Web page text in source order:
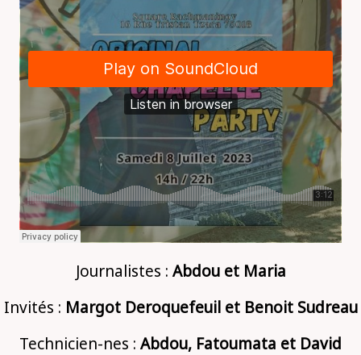
Journalistes : Abdou et Maria
Invités : Margot Deroquefeuil et Benoit Sudreau
Technicien-nes : Abdou, Fatoumata et David